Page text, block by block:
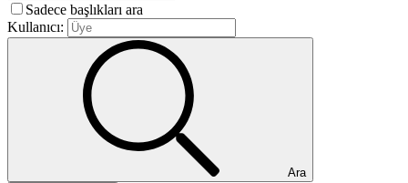
Sadece başlıkları ara
Kullanıcı:
Ara